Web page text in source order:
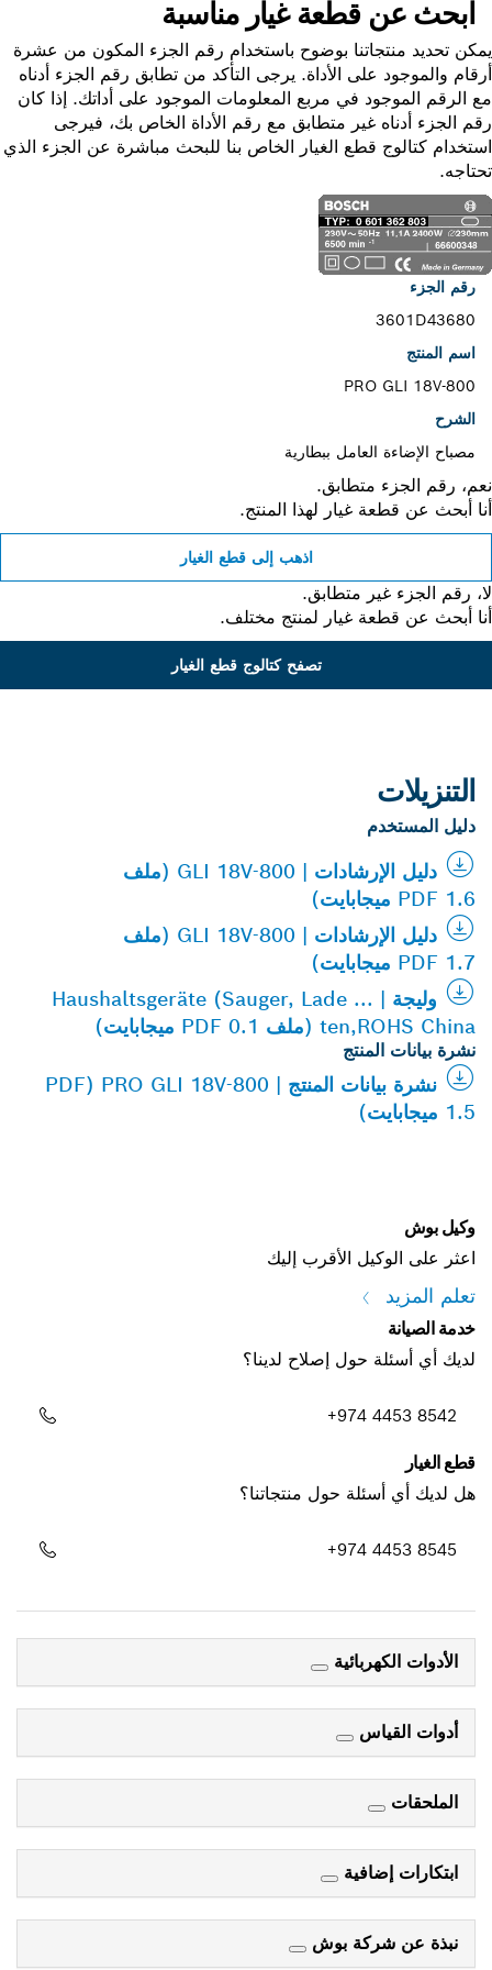
ابحث عن قطعة غيار مناسبة
تحديد منتجاتنا بوضوح باستخدام رقم الجزء المكون من عشرة
والموجود على الأداة. يرجى التأكد من تطابق رقم الجزء أدناه
الرقم الموجود في مربع المعلومات الموجود على أداتك. إذا كان
الجزء أدناه غير متطابق مع رقم الأداة الخاص بك، فيرجى
كتالوج قطع الغيار الخاص بنا للبحث مباشرة عن الجزء الذي
رقم الجزء
3601D43680
اسم المنتج
PRO GLI 18V-800
الشرح
مصباح الإضاءة العامل ببطارية
رقم الجزء متطابق.
أبحث عن قطعة غيار لهذا المنتج.
اذهب إلى قطع الغيار
رقم الجزء غير متطابق.
أبحث عن قطعة غيار لمنتج مختلف.
تصفح كتالوج قطع الغيار
التنزيلات
دليل المستخدم
دليل الإرشادات | GLI 18V-800 (ملف
PDF 1.6 ميجابايت)
دليل الإرشادات | GLI 18V-800 (ملف
PDF 1.7 ميجابايت)
وليجة | Haushaltsgeräte (Sauger, Lade ...
ten,ROHS China (ملف PDF 0.1 ميجابايت)
نشرة بيانات المنتج
نشرة بيانات المنتج | PRO GLI 18V-800 (PDF
1.5 ميجابايت)
وكيل بوش
اعثر على الوكيل الأقرب إليك
تعلم المزيد
خدمة الصيانة
لديك أي أسئلة حول إصلاح لدينا؟
+974 4453 8542
قطع الغيار
هل لديك أي أسئلة حول منتجاتنا؟
+974 4453 8545
الأدوات الكهربائية
أدوات القياس
الملحقات
ابتكارات إضافية
نبذة عن شركة بوش